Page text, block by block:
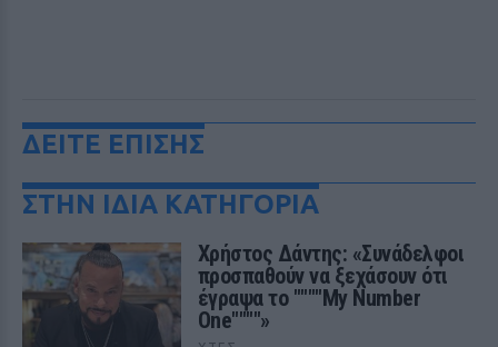
ΔΕΙΤΕ ΕΠΙΣΗΣ
ΣΤΗΝ ΙΔΙΑ ΚΑΤΗΓΟΡΙΑ
Χρήστος Δάντης: «Συνάδελφοι
προσπαθούν να ξεχάσουν ότι
έγραψα το """"My Number
One""""»